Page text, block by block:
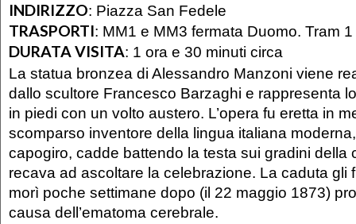
INDIRIZZO: Piazza San Fedele
TRASPORTI: MM1 e MM3 fermata Duomo. Tram 1
DURATA VISITA: 1 ora e 30 minuti circa
La statua bronzea di Alessandro Manzoni viene
dallo scultore Francesco Barzaghi e rappresenta
in piedi con un volto austero. L’opera fu eretta in
scomparso inventore della lingua italiana
capogiro, cadde battendo la testa sui gradini della
recava ad ascoltare la celebrazione. La caduta gli
morì poche settimane dopo (il 22 maggio 1873)
causa dell’ematoma cerebrale.